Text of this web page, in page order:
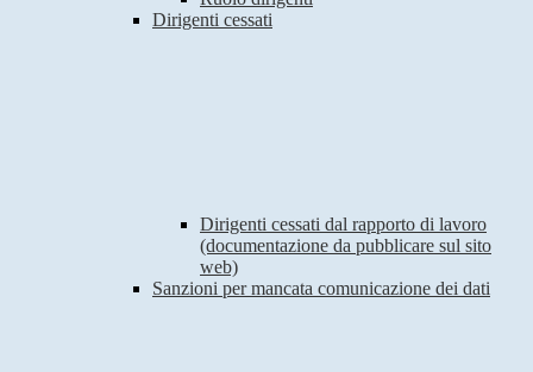
Dirigenti cessati
Dirigenti cessati dal rapporto di lavoro
(documentazione da pubblicare sul sito
web)
Sanzioni per mancata comunicazione dei dati